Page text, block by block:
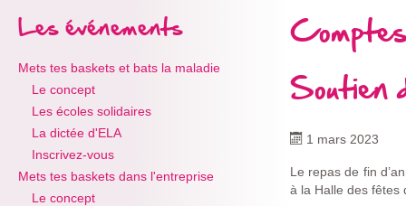
Les événements
Mets tes baskets et bats la maladie
Le concept
Les écoles solidaires
La dictée d'ELA
Inscrivez-vous
Mets tes baskets dans l'entreprise
Le concept
Soutien
1 mars 2023
Le repas de fin
à la Halle des fêtes